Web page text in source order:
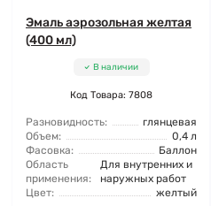
Эмаль аэрозольная желтая
(400 мл)
В наличии
Код Товара: 7808
Разновидность:
глянцевая
Объем:
0,4 л
Фасовка:
Баллон
Область
применения:
Для внутренних и
наружных работ
Цвет:
желтый